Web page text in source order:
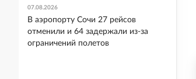
07.08.2026
В аэропорту Сочи 27 рейсов
отменили и 64 задержали из-за
ограничений полетов